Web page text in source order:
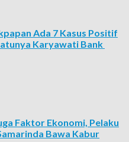
Ada 7 Kasus Positif
Karyawati Bank
Faktor Ekonomi, Pelaku
Bawa Kabur